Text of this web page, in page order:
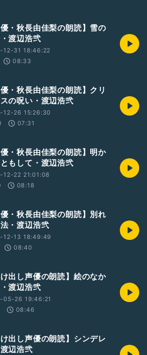
優・秋長由佳梨の朗読】雪の
渡辺浩弐
12-31 18:46:22
08:33
優・秋長由佳梨の朗読】クリ
の呪い・渡辺浩弐
12-26 15:26:30
07:31
優・秋長由佳梨の朗読】明か
もして・渡辺浩弐
12-22 21:01:08
08:18
優・秋長由佳梨の朗読】別れ
・渡辺浩弐
12-13 18:49:49
08:40
け出し声優の朗読】絵のなか
渡辺浩弐
05-26 19:46:21
08:46
け出し声優の朗読】シンデレ
辺浩弐